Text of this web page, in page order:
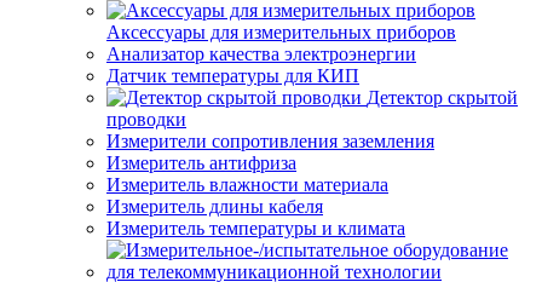
Аксессуары для измерительных приборов
Анализатор качества электроэнергии
Датчик температуры для КИП
Детектор скрытой
проводки
Измерители сопротивления заземления
Измеритель антифриза
Измеритель влажности материала
Измеритель длины кабеля
Измеритель температуры и климата